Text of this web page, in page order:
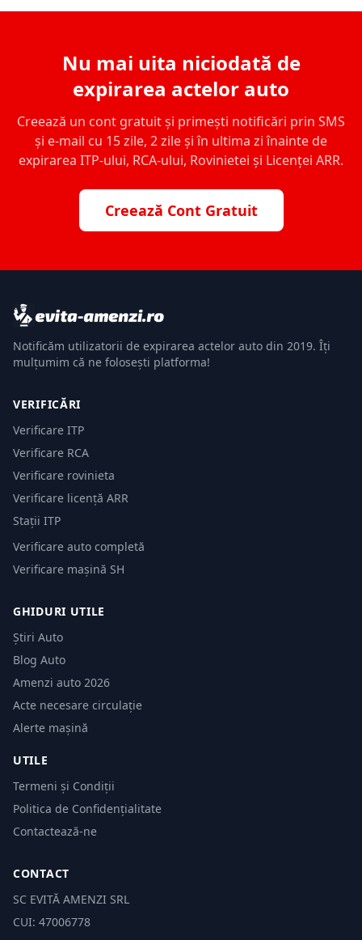
Nu mai uita niciodată de
expirarea actelor auto
Creează un cont gratuit și primești notificări prin SMS
și e-mail cu 15 zile, 2 zile și în ultima zi înainte de
expirarea ITP-ului, RCA-ului, Rovinietei și Licenței ARR.
Creează Cont Gratuit
Notificăm utilizatorii de expirarea actelor auto din 2019. Îți
mulțumim că ne folosești platforma!
VERIFICĂRI
Verificare ITP
Verificare RCA
Verificare rovinieta
Verificare licență ARR
Stații ITP
Verificare auto completă
Verificare mașină SH
GHIDURI UTILE
Știri Auto
Blog Auto
Amenzi auto 2026
Acte necesare circulație
Alerte mașină
UTILE
Termeni și Condiții
Politica de Confidențialitate
Contactează-ne
CONTACT
SC EVITĂ AMENZI SRL
CUI: 47006778